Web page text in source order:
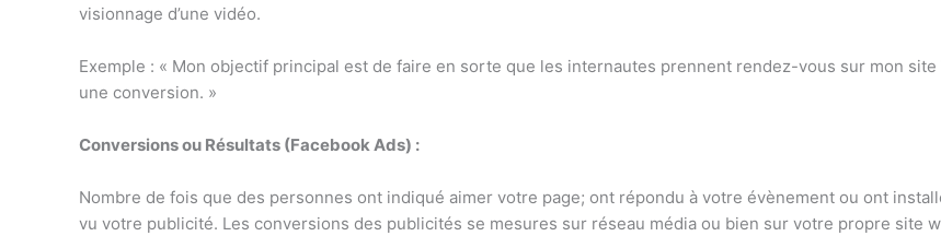
visionnage d’une vidéo.
Exemple : « Mon objectif principal est de faire en sorte que les internautes prennent rendez-vous sur mon
une conversion. »
Conversions ou Résultats (Facebook Ads) :
Nombre de fois que des personnes ont indiqué aimer votre page; ont répondu à votre évènement ou ont
vu votre publicité. Les conversions des publicités se mesures sur réseau média ou bien sur votre propre site